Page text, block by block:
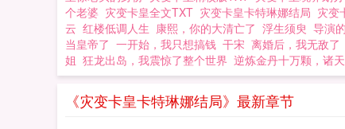
个老婆 灾变卡皇全文TXT 灾变卡皇卡特琳娜结局 灾变
云 红楼低调人生 康熙，你的大清亡了 浮生须臾 导演
当皇帝了 一开始，我只想搞钱 干宋 离婚后，我无敌了
姐 狂龙出岛，我震惊了整个世界 逆炼金丹十万颗，诸
《灾变卡皇卡特琳娜结局》最新章节